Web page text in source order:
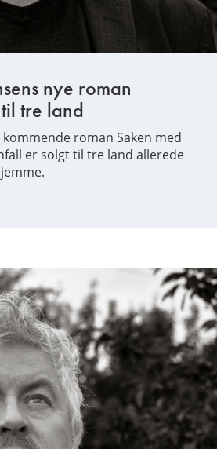
nye roman
tre land
roman Saken med
er solgt til tre land allerede